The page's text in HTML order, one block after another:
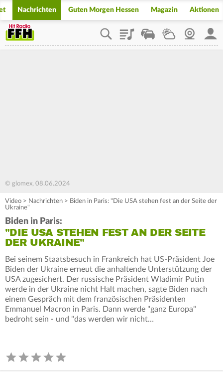
Nachrichten Guten Morgen Hessen Magazin Aktionen
PlaylistStaupilotWetterWebcam
© glomex, 08.06.2024
Video > Nachrichten > Biden in Paris: "Die USA stehen fest an der Seite der
Ukraine"
Biden in Paris:
"DIE USA STEHEN FEST AN DER SEITE
DER UKRAINE"
Bei seinem Staatsbesuch in Frankreich hat US-Präsident Joe
Biden der Ukraine erneut die anhaltende Unterstützung der
USA zugesichert. Der russische Präsident Wladimir Putin
werde in der Ukraine nicht Halt machen, sagte Biden nach
einem Gespräch mit dem französischen Präsidenten
Emmanuel Macron in Paris. Dann werde "ganz Europa"
bedroht sein - und "das werden wir nicht…